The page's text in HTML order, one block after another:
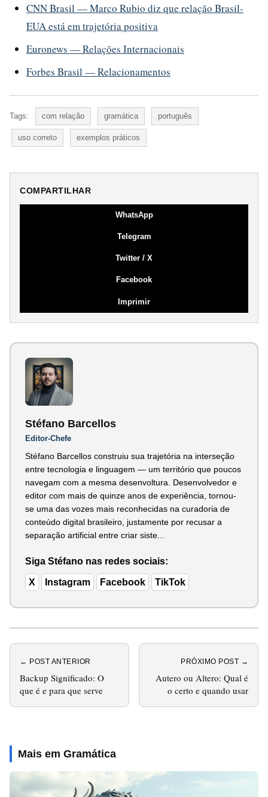
CNN Brasil — Marco Rubio diz que relação Brasil-
EUA está em trajetória positiva
Euronews — Relações Internacionais
Forbes Brasil — Relacionamentos
Tags: com relação gramática português
uso correto exemplos práticos
COMPARTILHAR
WhatsApp
Telegram
Twitter / X
Facebook
Imprimir
Stéfano Barcellos
Editor-Chefe
Stéfano Barcellos construiu sua trajetória na interseção
entre tecnologia e linguagem — um território que poucos
navegam com a mesma desenvoltura. Desenvolvedor e
editor com mais de quinze anos de experiência, tornou-
se uma das vozes mais reconhecidas na curadoria de
conteúdo digital brasileiro, justamente por recusar a
separação artificial entre criar siste...
Siga Stéfano nas redes sociais:
X Instagram Facebook TikTok
← POST ANTERIOR
Backup Significado: O
que é e para que serve
PRÓXIMO POST →
Autero ou Altero: Qual é
o certo e quando usar
Mais em Gramática